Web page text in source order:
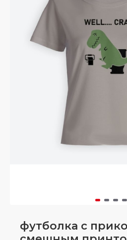
футболка с